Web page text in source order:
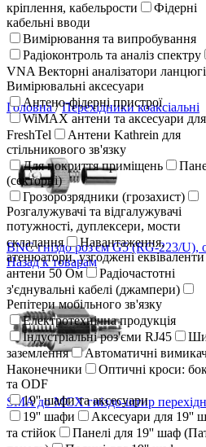
кріплення, кабельрости
Фідерні
кабельні вводи
Вимірювання та випробування
Радіоконтроль та аналіз спектру
VNA Векторні аналізатори
Вимірювальні аксесуари
Антено-фідерні пристрої
WiMAX антени та аксесуари для
FreshTel
Антени Kathrein для
стільникового зв'язку
Для покриття приміщень
(секторні)
Грозорозрядники (грозахист)
Розгалужувачі та відгалужувачі
потужності, дуплексери, мости
складання
Навантаження,
атенюатори, узгоджені еквіваленти
антени 50 Ом
Радіочастотні
з'єднувальні кабелі (джампери)
Репітери мобільного зв'язку
Електротехнічна продукція
Індустріальні роз'єми RJ45
заземлення
Автоматичні
Наконечники
Оптичні кроси:
та ODF
19'' шафи та аксесуари
19'' шафи
Аксесуари для 19''
та стійок
Панелі для 19'' шаф
Головна/ Перехідники коаксіальні
BNC гніздо роз'єм G5 (RG-223/U),
Назад к товарам
SMA до MCX гніздо-штир